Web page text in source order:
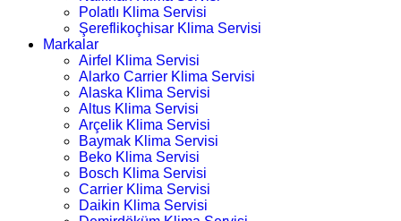
Polatlı Klima Servisi
Şereflikoçhisar Klima Servisi
Markalar
Airfel Klima Servisi
Alarko Carrier Klima Servisi
Alaska Klima Servisi
Altus Klima Servisi
Arçelik Klima Servisi
Baymak Klima Servisi
Beko Klima Servisi
Bosch Klima Servisi
Carrier Klima Servisi
Daikin Klima Servisi